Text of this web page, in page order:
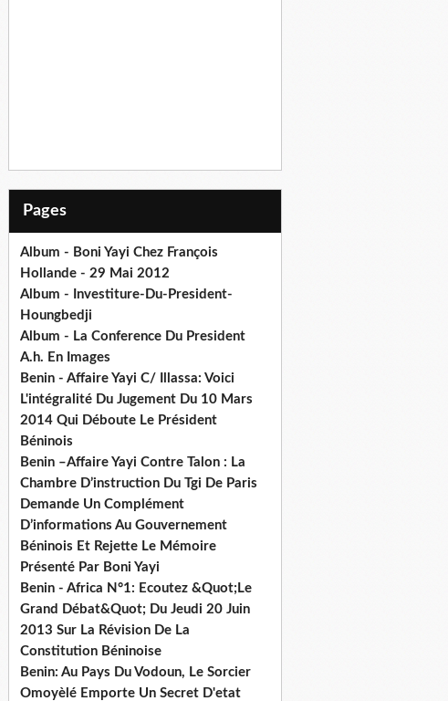
Pages
Album - Boni Yayi Chez François
Hollande - 29 Mai 2012
Album - Investiture-Du-President-
Houngbedji
Album - La Conference Du President
A.h. En Images
Benin - Affaire Yayi C/ Illassa: Voici
L'intégralité Du Jugement Du 10 Mars
2014 Qui Déboute Le Président
Béninois
Benin –Affaire Yayi Contre Talon : La
Chambre D’instruction Du Tgi De Paris
Demande Un Complément
D’informations Au Gouvernement
Béninois Et Rejette Le Mémoire
Présenté Par Boni Yayi
Benin - Africa N°1: Ecoutez &Quot;Le
Grand Débat&Quot; Du Jeudi 20 Juin
2013 Sur La Révision De La
Constitution Béninoise
Benin: Au Pays Du Vodoun, Le Sorcier
Omoyèlé Emporte Un Secret D'etat